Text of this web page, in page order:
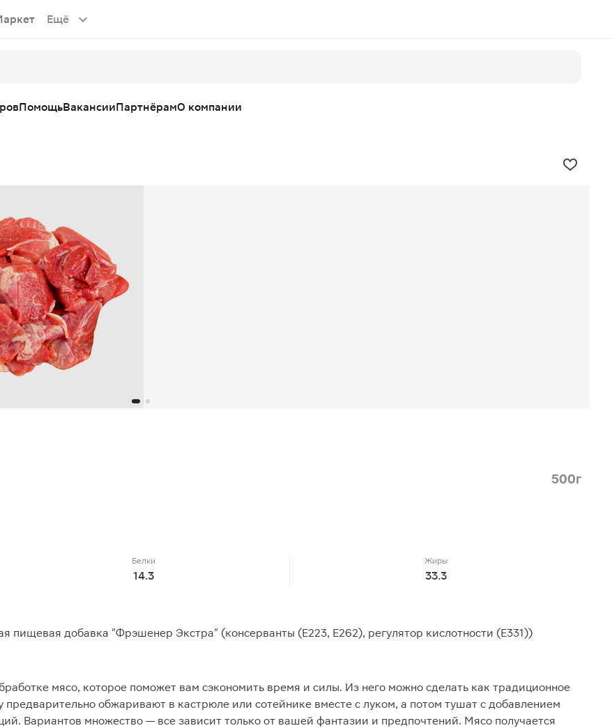
Ещё
ПомощьВакансииПартнёрамО компании
500г
Белки
14.3
Жиры
33.3
пищевая добавка "Фрэшенер Экстра" (консерванты (Е223, Е262), регулятор кислотности (Е331))
мясо, которое поможет вам сэкономить время и силы. Из него можно сделать как традиционное
обжаривают в кастрюле или сотейнике вместе с луком, а потом тушат с добавлением
Вариантов множество — все зависит только от вашей фантазии и предпочтений. Мясо получается